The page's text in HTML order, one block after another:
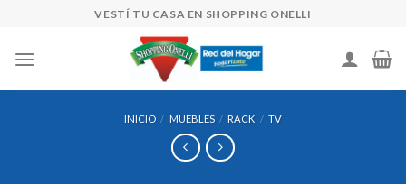
content
VESTÍ TU CASA EN SHOPPING ONELLI
INICIO / MUEBLES / RACK / TV